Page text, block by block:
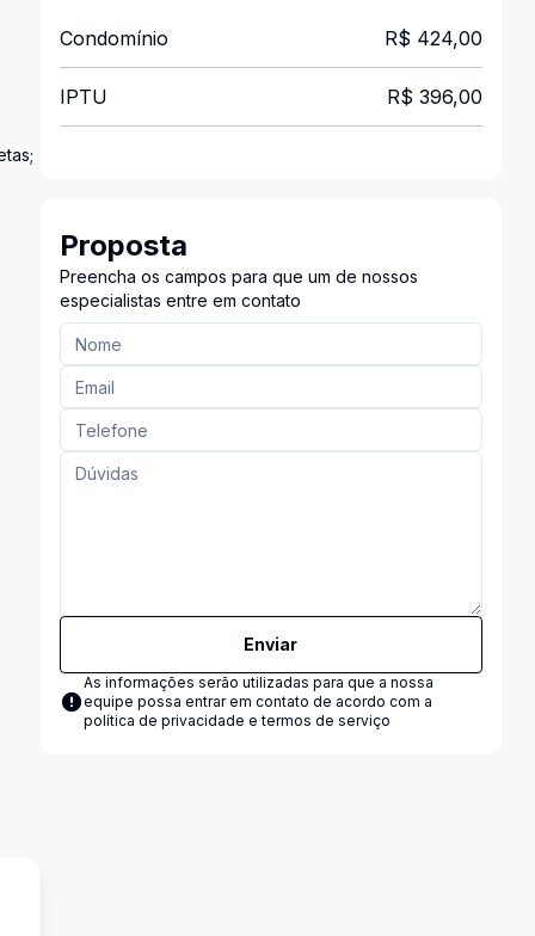
Condomínio R$ 424,00
IPTU R$ 396,00
Proposta
Preencha os campos para que um de nossos
especialistas entre em contato
Enviar
As informações serão utilizadas para que a nossa
equipe possa entrar em contato de acordo com a
política de privacidade e termos de serviço